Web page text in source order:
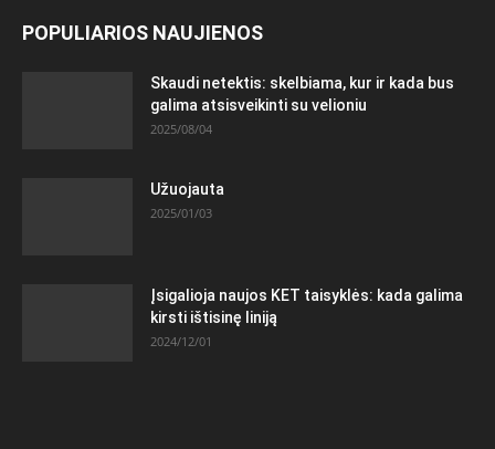
POPULIARIOS NAUJIENOS
Skaudi netektis: skelbiama, kur ir kada bus
galima atsisveikinti su velioniu
2025/08/04
Užuojauta
2025/01/03
Įsigalioja naujos KET taisyklės: kada galima
kirsti ištisinę liniją
2024/12/01